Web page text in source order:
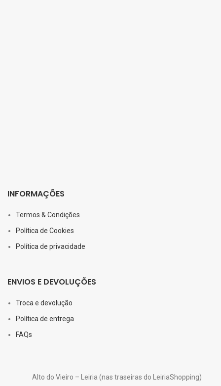
INFORMAÇÕES
Termos & Condições
Política de Cookies
Política de privacidade
ENVIOS E DEVOLUÇÕES
Troca e devolução
Política de entrega
FAQs
Alto do Vieiro – Leiria (nas traseiras do LeiriaShopping)